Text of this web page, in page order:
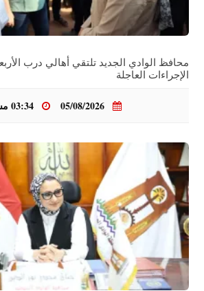
محافظ الوادي الجديد تلتقي أهالي درب
الإجراءات العاجلة